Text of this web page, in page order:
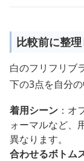
比較前に整
白のフリフリブ
下の3点を自分の
着用シーン ：オ
ォーマルなど、
異なります。
合わせるボトム